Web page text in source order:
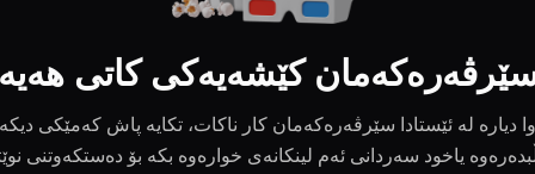
کێشەیەکی کاتی
وا دیارە لە ئێستادا سێرڤەرەکەمان کار ناکات، تکایە پاش کەمێکی دیکە
یاخود سەردانی ئەم لینکانەی خوارەوە بکە بۆ دەستکەوتنی